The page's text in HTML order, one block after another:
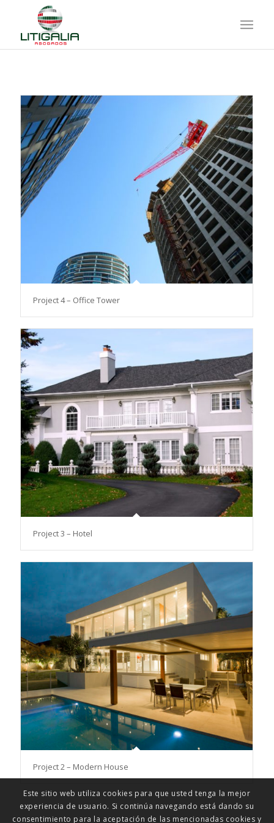
Project 4 – Office Tower
Project 3 – Hotel
Project 2 – Modern House
Este sitio web utiliza cookies para que usted tenga la mejor
experiencia de usuario. Si continúa navegando está dando su
consentimiento para la aceptación de las mencionadas cookies y